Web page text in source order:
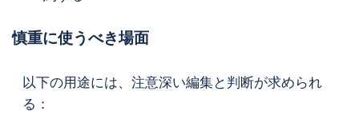
慎重に使うべき場面
以下の用途には、注意深い編集と判断が求められ
る：